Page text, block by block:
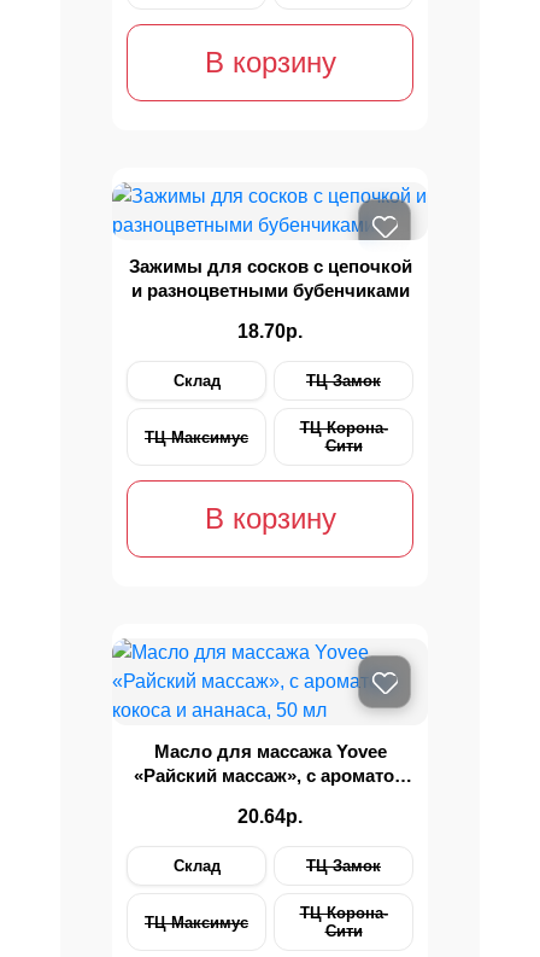
В корзину
Зажимы для сосков с цепочкой
и разноцветными бубенчиками
18.70р.
Склад ТЦ Замок
ТЦ Максимус
ТЦ Корона-
Сити
В корзину
Масло для массажа Yovee
«Райский массаж», с ароматом
20.64р.
Склад ТЦ Замок
ТЦ Максимус
ТЦ Корона-
Сити